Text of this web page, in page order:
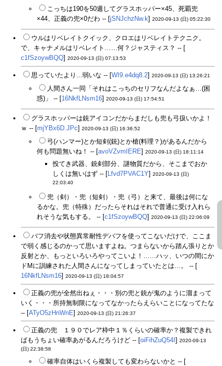
こっちは190を50週してグラスホッパー×45、死覇兜
×44、正義の兜×0だわ -- [jSNJchzNw.k] 2020-09-13 (日) 05:22:30
ウルはリベレイトクイック、クロエはリベレイトテクニク。
で、キャナメルはリベレイト……何？ジャスティス？ -- [
c1fSzoywBQQ] 2020-09-13 (日) 07:13:53
思っていたより...弱いな -- [WI9.e4dq8.2] 2020-09-13 (日) 13:26:21
人間さん一同「それはこっちのセリフなんだよなぁ…(困
惑)」 -- [16NkfLNsm16] 2020-09-13 (日) 17:54:51
グラスホッパーは銃アイコンだからまだしも兜も弓扱いかよ！
ｗ -- [mjYBx6D.JPc] 2020-09-13 (日) 16:36:52
弓(ハンマー)とか短剣(銃)とか槍(料理？)があるんだから
何も問題無いね！ -- [avoVZvmIERE] 2020-09-13 (日) 18:11:14
投てき武器、銃剣部分、謎物質だから、そこまでおか
しくは無いはず -- [Lfvd7PVAC1Y] 2020-09-13 (日)
22:03:40
兜（剣）・兜（短剣）・兜（弓）と来て、最後は何にな
るかな。兜（特殊）だったらそれはそれで普通に受け入れら
れそうな気もする。 -- [c1fSzoywBQQ] 2020-09-13 (日) 22:06:09
バフ消去や状態異常耐性デバフを使ってこないだけで、ここま
で弱く感じるのかって思いますよね。つまらないから踏ん張りとか
反射とか、もっといろいろやってこいよ！……ハッ、いつの間にか
ドMに訓練された人間さんになってしまっていたとは…。 -- [
16NkfLNsm16] 2020-09-13 (日) 18:04:57
正義の兜が全然出ねぇ・・・別の兜と銃が鬼のように溜まって
いく・・・所持無制限になってなかったらえらいことになってたな
-- [ATyO5zHnWnE] 2020-09-13 (日) 21:26:37
正義の兜 １９０でレア枠中１％くらいの確率か？複製できれ
ばもうちょい確率あがるんだろうけど -- [oiFihZuQ54I] 2020-09-13
(日) 22:38:58
確率自体はいくら複製しても変わらないかと -- [